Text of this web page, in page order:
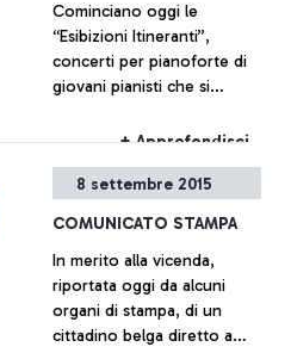
di varia natura, la storia
dell’aeroporto che è anche,
e indissolubilmente, la
storia della città che lo
Cominciano oggi le
“Esibizioni Itineranti”,
concerti per pianoforte di
giovani pianisti che si
dell’aeroporto Leonardo da
+ Approfondisci
8 settembre 2015
COMUNICATO STAMPA
In merito alla vicenda,
riportata oggi da alcuni
organi di stampa, di un
cittadino belga diretto a